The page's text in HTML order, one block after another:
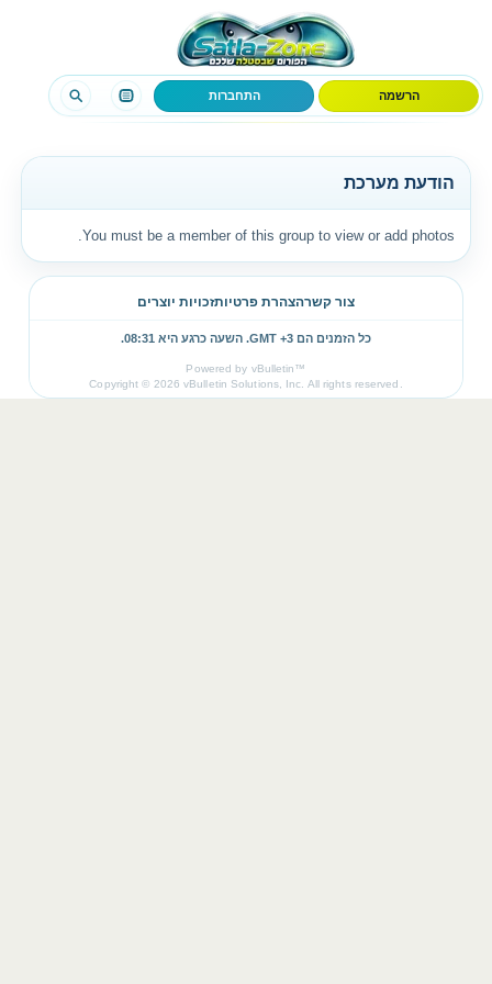
הרשמה התחברות
הודעת מערכת
You must be a member of this group to view or add photos.
צור קשרהצהרת פרטיותזכויות יוצרים
כל הזמנים הם GMT +3. השעה כרגע היא 08:31
.
Powered by vBulletin™
Copyright © 2026 vBulletin Solutions, Inc. All rights reserved.